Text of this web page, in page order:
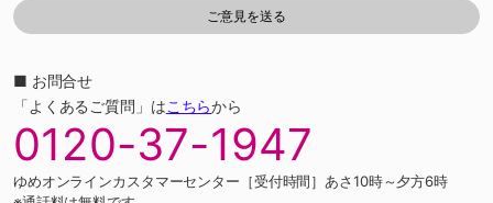
■ お問合せ
「よくあるご質問」はこちらから
0120-37-1947
ゆめオンラインカスタマーセンター［受付時間］あさ10時～夕方6時